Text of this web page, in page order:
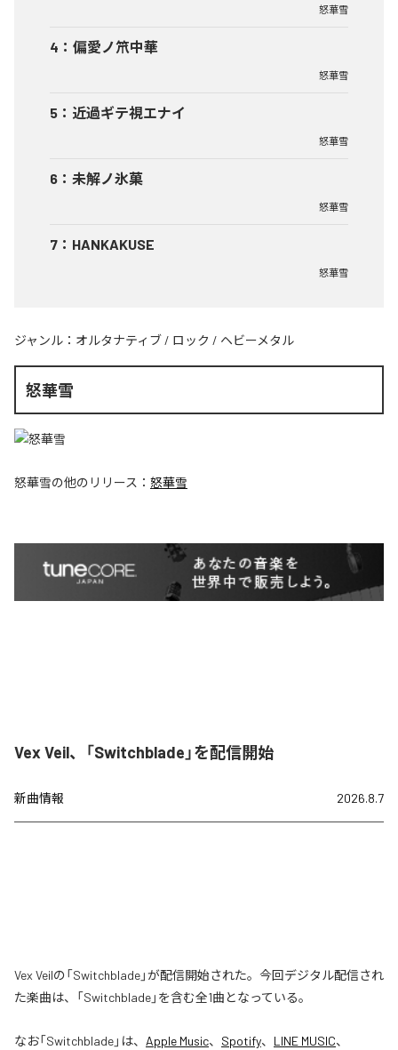
怒華雪
4 ： 偏愛ノ笊中華
怒華雪
5 ： 近過ギテ視エナイ
怒華雪
6 ： 未解ノ氷菓
怒華雪
7 ： HANKAKUSE
怒華雪
ジャンル： オルタナティブ / ロック / ヘビーメタル
怒華雪
怒華雪の他のリリース： 怒華雪
Vex Veil、「Switchblade」を配信開始
新曲情報 2026.8.7
Vex Veilの「Switchblade」が配信開始された。今回デジタル配信され
た楽曲は、「Switchblade」を含む全1曲となっている。
なお「Switchblade」は、 Apple Music、 Spotify、 LINE MUSIC、